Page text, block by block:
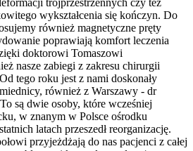
wykształcenia się kończyn. Do
również magnetyczne pręty
poprawiają komfort leczenia
doktorowi Tomaszowi
nasze zabiegi z zakresu chirurgii
tego roku jest z nami doskonały
również z Warszawy - dr
są dwie osoby, które wcześniej
w znanym w Polsce ośrodku
latach przeszedł reorganizację.
przyjeżdżają do nas pacjenci z całej